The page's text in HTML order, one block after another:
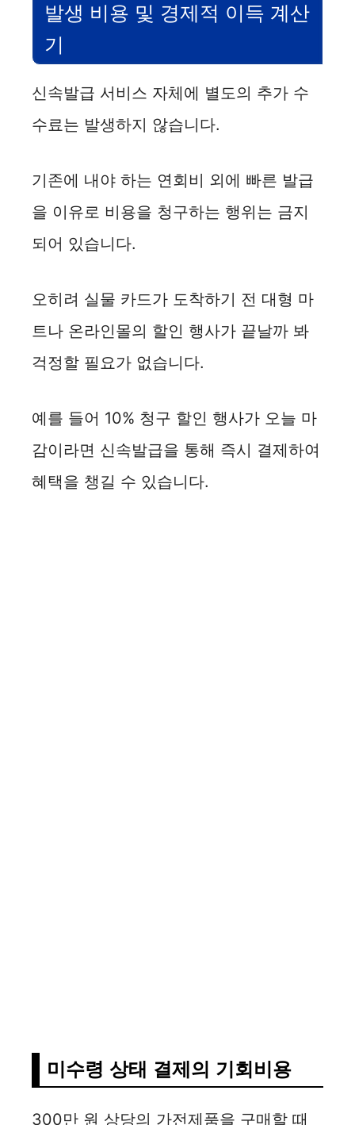
발생 비용 및 경제적 이득 계산
기
신속발급 서비스 자체에 별도의 추가 수
수료는 발생하지 않습니다.
기존에 내야 하는 연회비 외에 빠른 발급
을 이유로 비용을 청구하는 행위는 금지
되어 있습니다.
오히려 실물 카드가 도착하기 전 대형 마
트나 온라인몰의 할인 행사가 끝날까 봐
걱정할 필요가 없습니다.
예를 들어 10% 청구 할인 행사가 오늘 마
감이라면 신속발급을 통해 즉시 결제하여
혜택을 챙길 수 있습니다.
미수령 상태 결제의 기회비용
300만 원 상당의 가전제품을 구매할 때